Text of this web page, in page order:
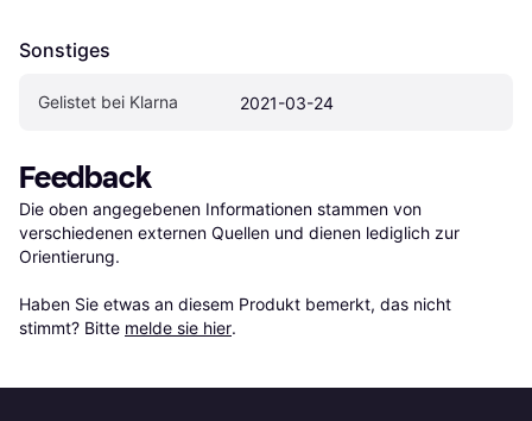
Sonstiges
Gelistet bei Klarna 2021-03-24
Feedback
Die oben angegebenen Informationen stammen von
verschiedenen externen Quellen und dienen lediglich zur
Orientierung.
Haben Sie etwas an diesem Produkt bemerkt, das nicht
stimmt? Bitte melde sie hier.